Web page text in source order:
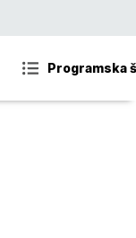
Programska